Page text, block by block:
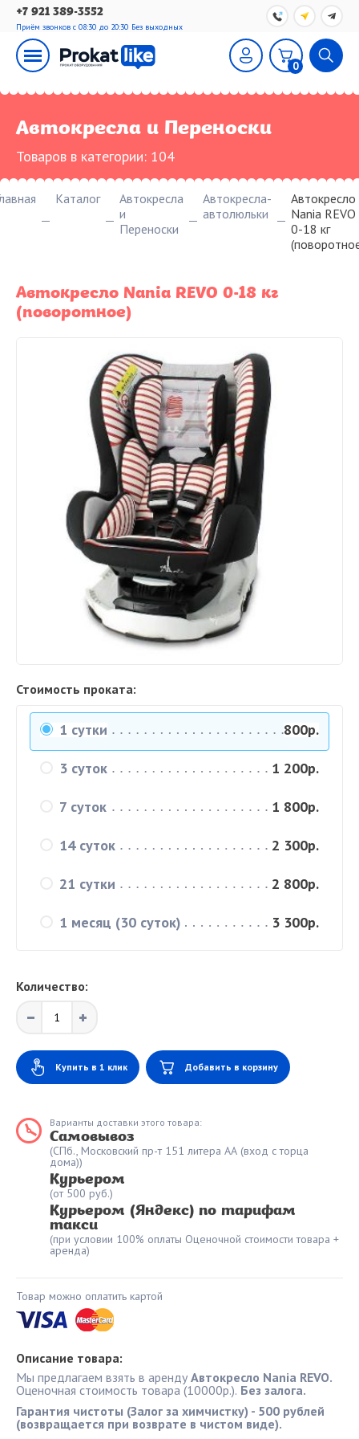
+7 921 389-3552
Приём звонков с 08:30 до 20:30 Без выходных
0
Автокресла и Переноски
Товаров в категории: 104
Каталог
Автокресла
и
Переноски
Автокресла-
автолюльки
Автокресло
Nania REVO
0-18 кг
Автокресло Nania REVO 0-18 кг
(поворотное)
Стоимость проката:
1 сутки 800р.
3 суток 1 200р.
7 суток 1 800р.
14 суток 2 300р.
21 сутки 2 800р.
1 месяц (30 суток) 3 300р.
Количество:
Купить в 1 клик Добавить в корзину
Варианты доставки этого товара:
Самовывоз
(СПб., Московский пр-т 151 литера АА (вход с торца
дома))
Курьером
(от 500 руб.)
Курьером (Яндекс) по тарифам
такси
(при условии 100% оплаты Оценочной стоимости товара +
аренда)
Товар можно оплатить картой
Описание товара:
Мы предлагаем взять в аренду Автокресло Nania REVO.
Оценочная стоимость товара (10000р.). Без залога.
Гарантия чистоты (Залог за химчистку) - 500 рублей
(возвращается при возврате в чистом виде).